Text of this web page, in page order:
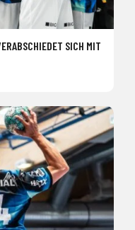
SICH MIT